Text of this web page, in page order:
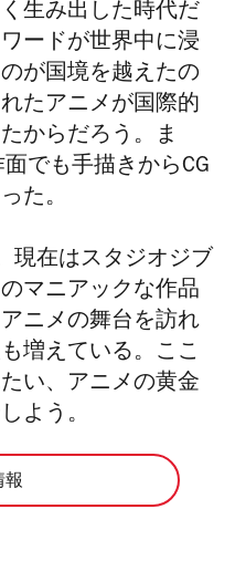
生み出した時代だ
ードが世界中に浸
が国境を越えたの
たアニメが国際的
からだろう。ま
でも手描きからCG
た。
現在はスタジオジブ
マニアックな作品
ニメの舞台を訪れ
増えている。ここ
い、アニメの黄金
よう。
報